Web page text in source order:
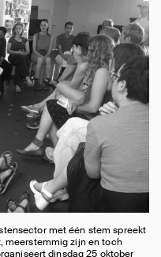
met één stem spreekt
meerstemmig zijn en toch
dinsdag 25 oktober